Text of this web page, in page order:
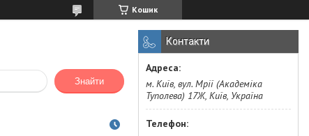
Кошик
Знайти
Контакти
м. Київ, вул. Мрії (Академіка
Туполева) 17Ж, Київ, Україна